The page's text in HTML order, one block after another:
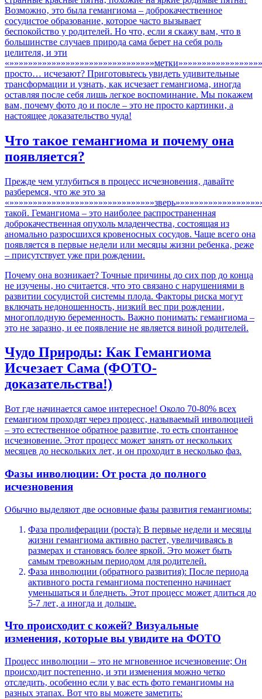
Возможно‚ это была гемангиома – доброкачественное
сосудистое образование‚ которое часто вызывает
беспокойство у родителей. Но что‚ если я скажу вам‚ что в
большинстве случаев природа сама берет на себя роль
целителя‚ и эти
просто… исчезают? Приготовьтесь увидеть удивительные
трансформации и узнать‚ как исчезает гемангиома‚ иногда
оставляя после себя лишь легкое воспоминание. Мы покажем
вам‚ почему фото до и после – это не просто картинки‚ а
настоящее доказательство чуда!
Что такое гемангиома и почему она
появляется?
Прежде чем углубиться в процесс исчезновения‚ давайте
разберемся‚ что же это за
такой. Гемангиома – это наиболее распространенная
доброкачественная опухоль младенчества‚ состоящая из
аномально разросшихся кровеносных сосудов. Чаще всего она
появляется в первые недели или месяцы жизни ребенка‚ реже
– присутствует уже при рождении.
Почему она возникает? Точные причины до сих пор до конца
не изучены‚ но считается‚ что это связано с нарушениями в
развитии сосудистой системы плода. Факторы риска могут
включать недоношенность‚ низкий вес при рождении‚
многоплодную беременность. Важно понимать: гемангиома –
это не заразно‚ и ее появление не является виной родителей.
Чудо Природы: Как Гемангиома
Исчезает Сама (ФОТО-
доказательства!)
Вот где начинается самое интересное! Около 70-80% всех
гемангиом проходят через процесс‚ называемый инволюцией
– это естественное обратное развитие‚ то есть спонтанное
исчезновение. Этот процесс может занять от нескольких
месяцев до нескольких лет‚ и он проходит в несколько фаз.
Фазы инволюции: От роста до полного
исчезновения
Обычно выделяют две основные фазы развития гемангиомы:
Фаза пролиферации (роста): В первые недели и месяцы
жизни гемангиома активно растет‚ увеличиваясь в
размерах и становясь более яркой. Это может быть
самым тревожным периодом для родителей.
Фаза инволюции (обратного развития): После периода
активного роста гемангиома постепенно начинает
уменьшаться и бледнеть. Этот процесс может длиться до
5-7 лет‚ а иногда и дольше.
Что происходит с кожей? Визуальные
изменения‚ которые вы увидите на ФОТО
Процесс инволюции – это не мгновенное исчезновение; Он
происходит постепенно‚ и эти изменения можно четко
отследить‚ особенно если у вас есть фото гемангиомы на
разных этапах. Вот что вы можете заметить: